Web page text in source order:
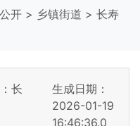
开 > 乡镇街道 > 长寿
长
生成日期：
2026-01-19
16:46:36.0